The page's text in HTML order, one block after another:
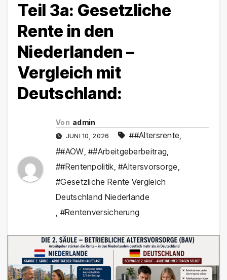
Teil 3a: Gesetzliche
Rente in den
Niederlanden –
Vergleich mit
Deutschland:
Von admin
JUNI 10, 2026 ##Altersrente,
##AOW,##Arbeitgeberbeitrag,
##Rentenpolitik,#Altersvorsorge,
#Gesetzliche Rente Vergleich
Deutschland Niederlande
, #Rentenversicherung